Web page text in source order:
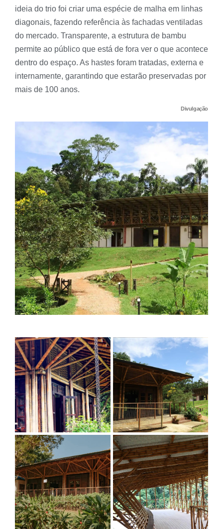
ideia do trio foi criar uma espécie de malha em linhas
diagonais, fazendo referência às fachadas ventiladas
do mercado. Transparente, a estrutura de bambu
permite ao público que está de fora ver o que acontece
dentro do espaço. As hastes foram tratadas, externa e
internamente, garantindo que estarão preservadas por
mais de 100 anos.
Divulgação